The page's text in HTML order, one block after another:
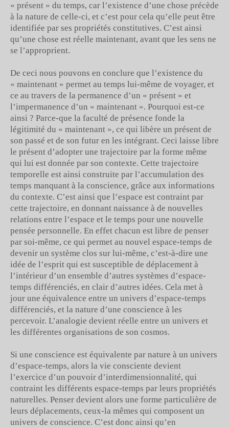
« présent » du temps, car l’existence d’une chose précède
à la nature de celle-ci, et c’est pour cela qu’elle peut être
identifiée par ses propriétés constitutives. C’est ainsi
qu’une chose est réelle maintenant, avant que les sens ne
se l’approprient.
De ceci nous pouvons en conclure que l’existence du
« maintenant » permet au temps lui-même de voyager, et
ce au travers de la permanence d’un « présent » et
l’impermanence d’un « maintenant ». Pourquoi est-ce
ainsi ? Parce-que la faculté de présence fonde la
légitimité du « maintenant », ce qui libère un présent de
son passé et de son futur en les intégrant. Ceci laisse libre
le présent d’adopter une trajectoire par la forme même
qui lui est donnée par son contexte. Cette trajectoire
temporelle est ainsi construite par l’accumulation des
temps manquant à la conscience, grâce aux informations
du contexte. C’est ainsi que l’espace est contraint par
cette trajectoire, en donnant naissance à de nouvelles
relations entre l’espace et le temps pour une nouvelle
pensée personnelle. En effet chacun est libre de penser
par soi-même, ce qui permet au nouvel espace-temps de
devenir un système clos sur lui-même, c’est-à-dire une
idée de l’esprit qui est susceptible de déplacement à
l’intérieur d’un ensemble d’autres systèmes d’espace-
temps différenciés, en clair d’autres idées. Cela met à
jour une équivalence entre un univers d’espace-temps
différenciés, et la nature d’une conscience à les
percevoir. L’analogie devient réelle entre un univers et
les différentes organisations de son cosmos.
Si une conscience est équivalente par nature à un univers
d’espace-temps, alors la vie consciente devient
l’exercice d’un pouvoir d’interdimensionnalité, qui
contraint les différents espace-temps par leurs propriétés
naturelles. Penser devient alors une forme particulière de
leurs déplacements, ceux-la mêmes qui composent un
univers de conscience. C’est donc ainsi qu’en